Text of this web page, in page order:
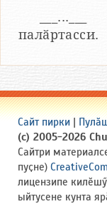
палӑртасси.
Сайт пирки |
(c) 2005-2026
Сайтри
пуҫне)
лицензипе
ыйтусене кунта